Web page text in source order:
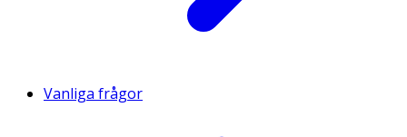
Vanliga frågor